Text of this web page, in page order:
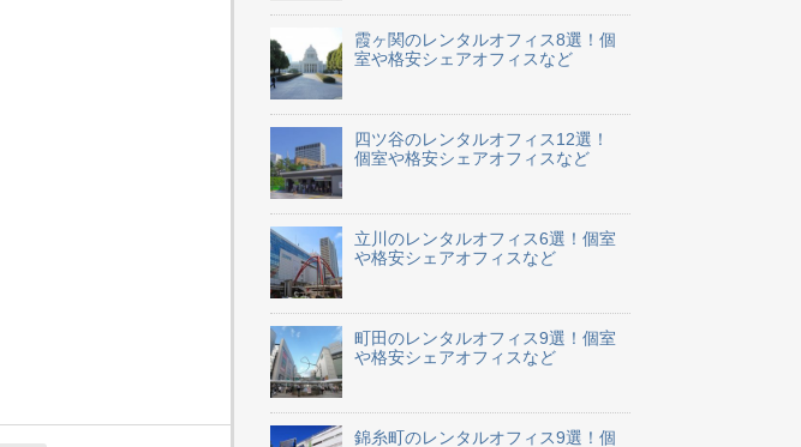
霞ヶ関のレンタルオフィス8選！個
室や格安シェアオフィスなど
四ツ谷のレンタルオフィス12選！
個室や格安シェアオフィスなど
立川のレンタルオフィス6選！個室
や格安シェアオフィスなど
町田のレンタルオフィス9選！個室
や格安シェアオフィスなど
錦糸町のレンタルオフィス9選！個